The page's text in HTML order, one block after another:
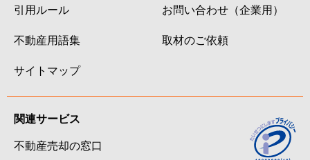
引用ルール
不動産用語集
サイトマップ
お問い合わせ（企業用）
取材のご依頼
関連サービス
不動産売却の窓口